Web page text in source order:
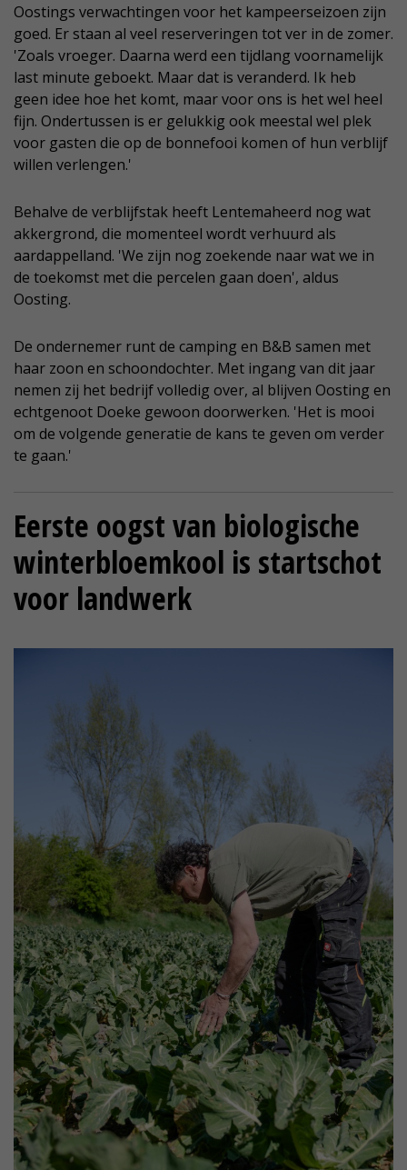
Oostings verwachtingen voor het kampeerseizoen zijn
goed. Er staan al veel reserveringen tot ver in de zomer.
'Zoals vroeger. Daarna werd een tijdlang voornamelijk
last minute geboekt. Maar dat is veranderd. Ik heb
geen idee hoe het komt, maar voor ons is het wel heel
fijn. Ondertussen is er gelukkig ook meestal wel plek
voor gasten die op de bonnefooi komen of hun verblijf
willen verlengen.'
Behalve de verblijfstak heeft Lentemaheerd nog wat
akkergrond, die momenteel wordt verhuurd als
aardappelland. 'We zijn nog zoekende naar wat we in
de toekomst met die percelen gaan doen', aldus
Oosting.
De ondernemer runt de camping en B&B samen met
haar zoon en schoondochter. Met ingang van dit jaar
nemen zij het bedrijf volledig over, al blijven Oosting en
echtgenoot Doeke gewoon doorwerken. 'Het is mooi
om de volgende generatie de kans te geven om verder
te gaan.'
Eerste oogst van biologische
winterbloemkool is startschot
voor landwerk